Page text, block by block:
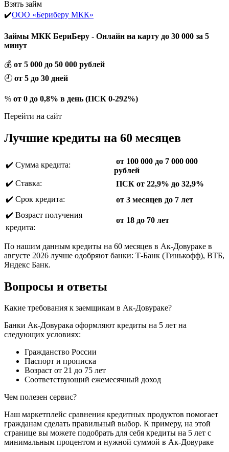
Взять займ
✔️ООО «Бериберу МКК»
Займы МКК БериБеру - Онлайн на карту до 30 000 за 5
минут
💰 от 5 000 до 50 000 рублей
🕘 от 5 до 30 дней
% от 0 до 0,8% в день (ПСК 0-292%)
Перейти на сайт
Лучшие кредиты на 60 месяцев
✔️ Сумма кредита:
от 100 000 до 7 000 000
рублей
✔️ Ставка:
ПСК от 22,9% до 32,9%
✔️ Срок кредита:
от 3 месяцев до 7 лет
✔️ Возраст получения
кредита:
от 18 до 70 лет
По нашим данным кредиты на 60 месяцев в Ак-Довураке в
августе 2026 лучше одобряют банки: Т-Банк (Тинькофф), ВТБ,
Яндекс Банк.
Вопросы и ответы
Какие требования к заемщикам в Ак-Довураке?
Банки Ак-Довурака оформляют кредиты на 5 лет на
следующих условиях:
Гражданство России
Паспорт и прописка
Возраст от 21 до 75 лет
Соответствующий ежемесячный доход
Чем полезен сервис?
Наш маркетплейс сравнения кредитных продуктов помогает
гражданам сделать правильный выбор. К примеру, на этой
странице вы можете подобрать для себя кредиты на 5 лет с
минимальным процентом и нужной суммой в Ак-Довураке